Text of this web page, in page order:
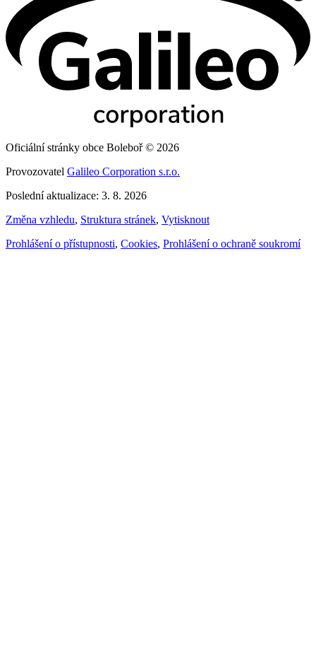
Oficiální stránky obce Boleboř © 2026
Provozovatel Galileo Corporation s.r.o.
Poslední aktualizace: 3. 8. 2026
Změna vzhledu, Struktura stránek, Vytisknout
Prohlášení o přístupnosti, Cookies, Prohlášení o ochraně soukromí